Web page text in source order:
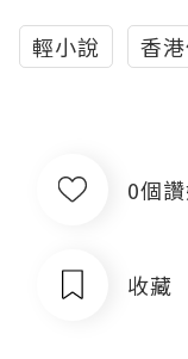
輕小說 香
0個
收藏